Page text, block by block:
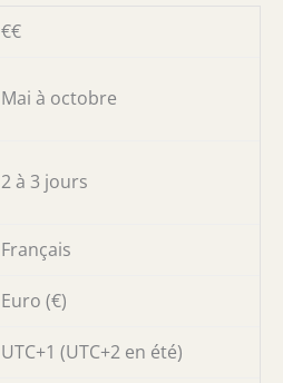
€€
Mai à octobre
2 à 3 jours
Français
Euro (€)
UTC+1 (UTC+2 en été)